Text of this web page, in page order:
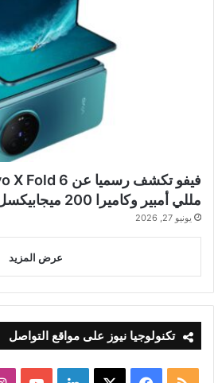
مللي أمبير وكاميرا 200 ميجابيكسل
يونيو 27, 2026
عرض المزيد
تكنولوجيا نيوز على مواقع التواصل